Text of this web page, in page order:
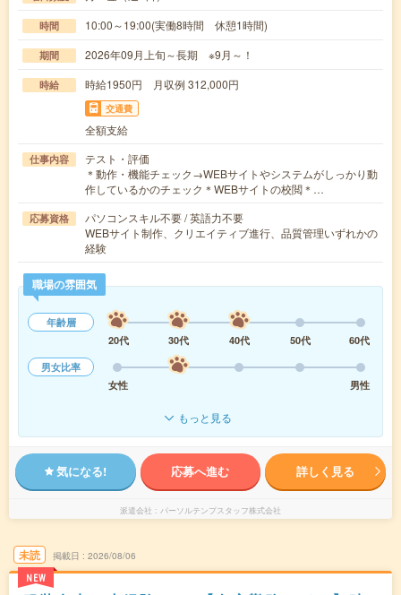
時間 10:00～19:00(実働8時間 休憩1時間)
期間 2026年09月上旬～長期 ※9月～！
時給 時給1950円 月収例 312,000円
交通費
全額支給
仕事内容
テスト・評価
＊動作・機能チェック→WEBサイトやシステムがしっかり動
作しているかのチェック＊WEBサイトの校閲＊…
応募資格
パソコンスキル不要 / 英語力不要
WEBサイト制作、クリエイティブ進行、品質管理いずれかの
経験
職場の雰囲気
年齢層
20代
30代 40代 50代
60代
男女比率
女性
男性
もっと見る
気になる! 応募へ進む 詳しく見る
派遣会社 パーソルテンプスタッフ株式会社
未読
NEW
掲載日 2026/08/06